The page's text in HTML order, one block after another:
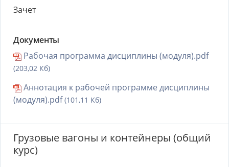
Зачет
Документы
Рабочая программа дисциплины (модуля).pdf
(203,02 Кб)
Аннотация к рабочей программе дисциплины
(модуля).pdf(101,11 Кб)
Грузовые вагоны и контейнеры (общий
курс)